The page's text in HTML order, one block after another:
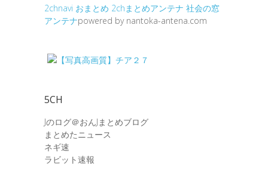
2chnavi おまとめ 2chまとめアンテナ 社会の窓
アンテナpowered by nantoka-antena.com
5CH
Jのログ＠おんJまとめブログ
まとめたニュース
ネギ速
ラビット速報